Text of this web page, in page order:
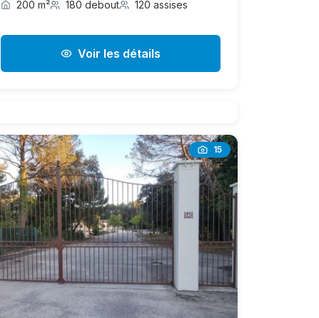
200 m² 180 debout 120 assises
Voir les détails
15